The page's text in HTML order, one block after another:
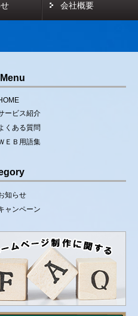
会社概要
ービス紹介
くある質問
ＥＢ用語集
知らせ
ャンペーン